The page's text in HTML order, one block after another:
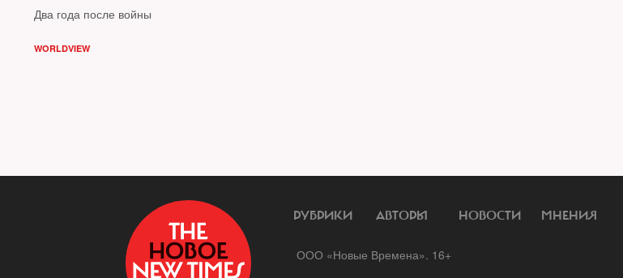
Два года после войны
WORLDVIEW
РУБРИКИ АВТОРЫ НОВОСТИ МНЕНИЯ
ООО «Новые Времена». 16+